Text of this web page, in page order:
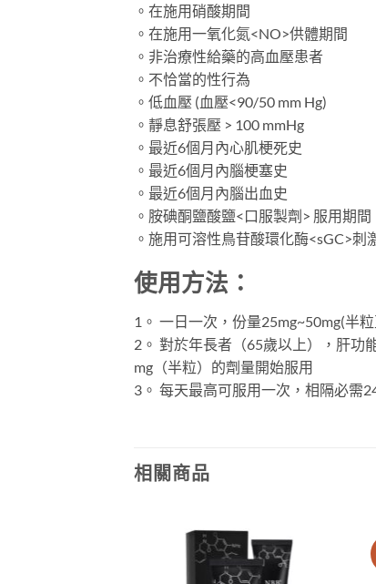
。在施用硝酸期間
。在施用一氧化氮<NO>供體期間
。非治療性給藥的高血壓患者
。不恰當的性行為
。低血壓 (血壓<90/50 mm Hg)
。靜息舒張壓 > 100 mmHg
。最近6個月內心肌梗死史
。最近6個月內腦梗塞史
。最近6個月內腦出血史
。胺碘酮鹽酸鹽<口服製劑> 服用期間
。施用可溶性鳥苷酸環化酶<sGC>刺
使用方法：
1。 一日一次，份量25mg~50mg(半
2。 對於年長者（65歲以上），肝功
mg（半粒）的劑量開始服用
3。 每天最高可服用一次，相隔必需
相關商品